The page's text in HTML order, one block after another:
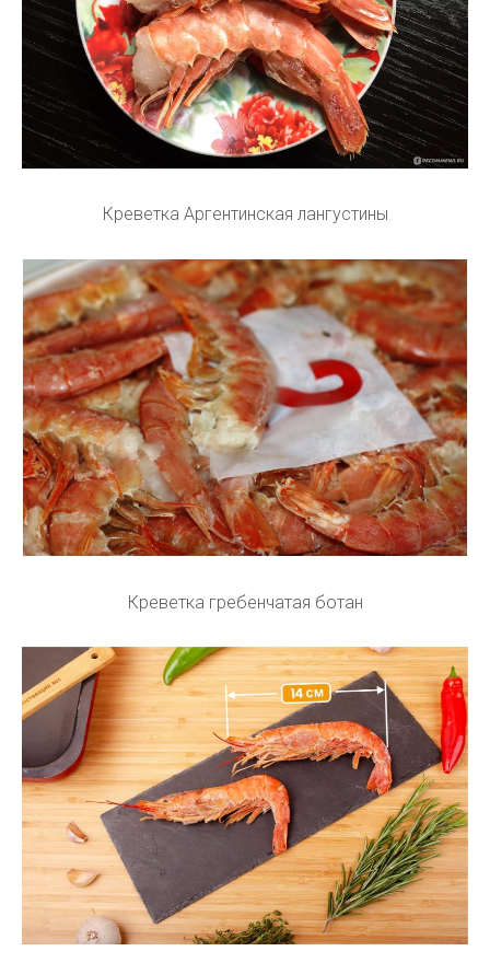
Креветка Аргентинская лангустины
Креветка гребенчатая ботан